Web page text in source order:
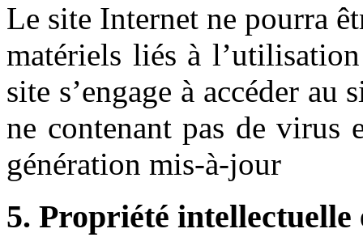
Le site Internet ne pourra
matériels liés à
site s’engage à accéder
ne contenant pas de virus
génération mis-à-jour
5. Propriété intellectuelle